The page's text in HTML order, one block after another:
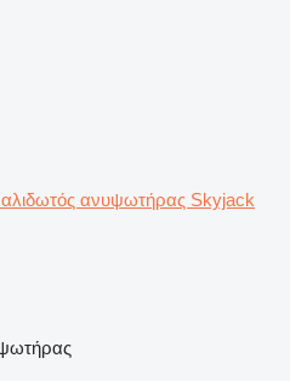
ανυψωτήρας Skyjack